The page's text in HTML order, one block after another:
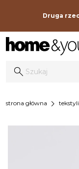
Druga
strona główna chevron_right